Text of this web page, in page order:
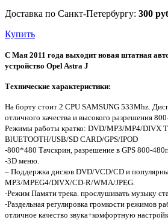
Доставка по Санкт-Петербургу: 300
Купить
С Мая 2011 года выходит новая штатная
устройство Opel Astra J
Технические характеристики:
На борту стоит 2 CPU SAMSUNG 533Mhz.
отличного качества и высокого разрешения
Режимы работы кратко: DVD/MP3/MP4/DIVX
BlUETOOTH/USB/SD CARD/GPS/IPOD
-800*480 Тачскрин, разрешение в GPS 800-
-3D меню.
– Поддержка дисков DVD/VCD/CD и
MP3/MPEG4/DIVX/CD-R/WMA/JPEG.
-Режим Памяти трека. прослушивать музыку
-Раздельная регулировка громкости режимов
отличное качество звука+комфортную